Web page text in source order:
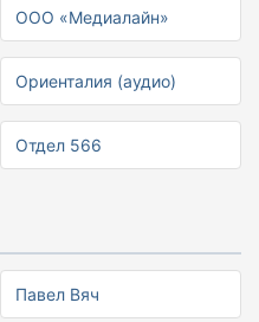
ООО «Медиалайн»
Ориенталия (аудио)
Отдел 566
Павел Вяч